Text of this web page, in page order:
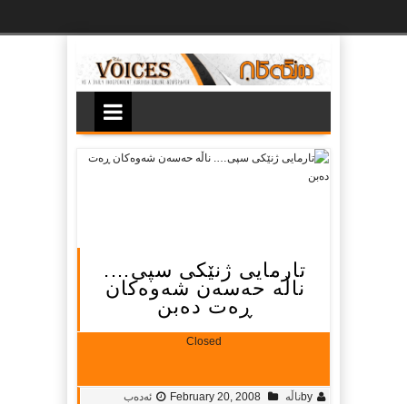
تارمایى ژنێكى سپى….
ناڵە حەسەن شەوەكان
ڕەت دەبن
Closed
byناڵه‌ February 20, 2008 ئەدەب